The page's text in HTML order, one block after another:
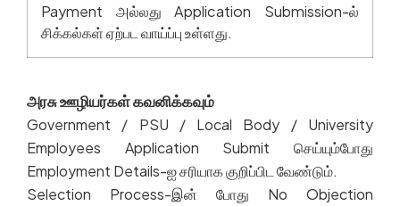
Payment அல்லது Application Submission-ல்
சிக்கல்கள்ஏற்பட வாய்ப்புஉள்ளது.
அரசு ஊழியர்கள் கவனிக்கவும்
Government / PSU / Local Body / University
Employees Application Submit செய்யும்போது
Employment Details-ஐசரியாககுறிப்பிட வேண்டும்.
Selection Process-இன் போது No Objection